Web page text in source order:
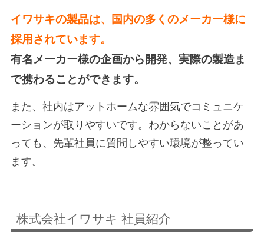
イワサキの製品は、国内の多くのメーカー様に
採用されています。
有名メーカー様の企画から開発、実際の製造ま
で携わることができます。
また、社内はアットホームな雰囲気でコミュニケ
ーションが取りやすいです。わからないことがあ
っても、先輩社員に質問しやすい環境が整ってい
ます。
株式会社イワサキ 社員紹介